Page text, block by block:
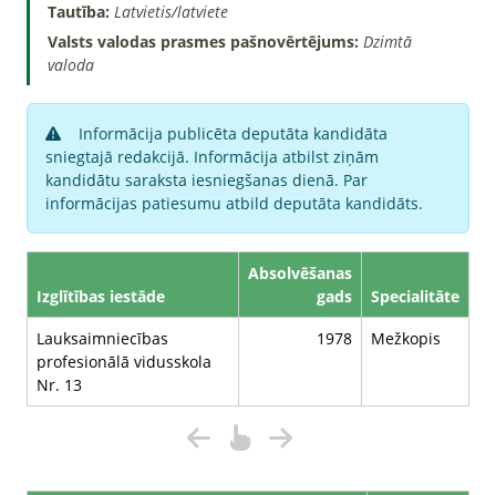
Tautība: Latvietis/latviete
Valsts valodas prasmes pašnovērtējums: Dzimtā
valoda
Informācija publicēta deputāta kandidāta
sniegtajā redakcijā. Informācija atbilst ziņām
kandidātu saraksta iesniegšanas dienā. Par
informācijas patiesumu atbild deputāta kandidāts.
Izglītības iestāde
Absolvēšanas
gads
Specialitāte
Lauksaimniecības
profesionālā vidusskola
Nr. 13
1978 Mežkopis